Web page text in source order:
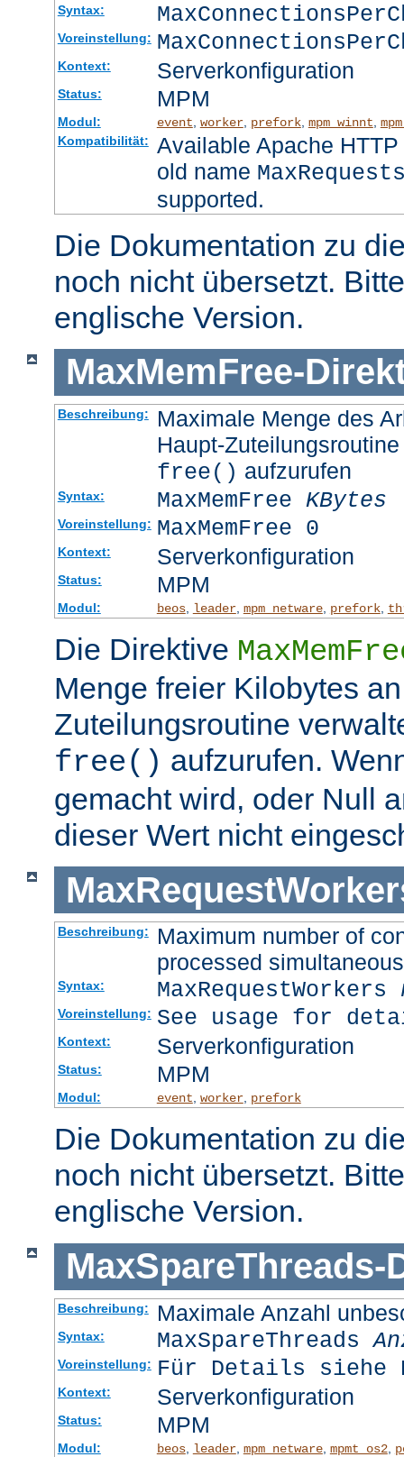
Syntax:
Voreinstellung:
Kontext: Serverkonfiguration
Status: MPM
Modul: event worker, prefork, mpm_winnt
Kompatibilität:
Available Apache
old name
supported.
Die Dokumentation zu
noch nicht übersetzt.
englische Version.
MaxMemFree-
Beschreibung:
Maximale Menge des
Haupt-
free() aufzurufen
Syntax: MaxMemFree KBytes
Voreinstellung: MaxMemFree 0
Kontext: Serverkonfiguration
Status: MPM
Modul: beos, leader, mpm_netware, prefork,
Die Direktive
Menge freier Kilobytes
Zuteilungsroutine
free() aufzurufen.
gemacht wird, oder Null
dieser Wert nicht
Beschreibung:
Maximum number of
processed
Syntax: MaxRequestWorkers
Voreinstellung: See usage for
Kontext: Serverkonfiguration
Status: MPM
Modul: event, worker, prefork
Die Dokumentation zu
noch nicht übersetzt.
englische Version.
MaxSpareThreads-
Beschreibung: Maximale Anzahl
Syntax: MaxSpareThreads
Voreinstellung: Für Details siehe
Kontext: Serverkonfiguration
Status: MPM
Modul: beos, leader, mpm_netware, mpmt_os2,